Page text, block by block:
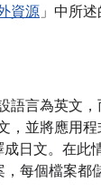
資源」中所
語言為英文
，並將應用
日文。在此
，每個檔案都